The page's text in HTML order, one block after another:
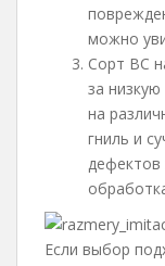
можно
Сорт ВС
за
на
гниль и
дефектов
Если выбор